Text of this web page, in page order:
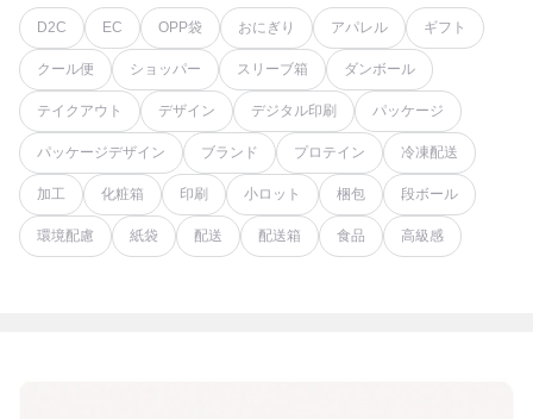
D2C EC OPP袋 おにぎり アパレル ギフト
クール便 ショッパー スリーブ箱 ダンボール
テイクアウト デザイン デジタル印刷 パッケージ
パッケージデザイン ブランド プロテイン 冷凍配送
加工 化粧箱 印刷 小ロット 梱包 段ボール
環境配慮 紙袋 配送 配送箱 食品 高級感